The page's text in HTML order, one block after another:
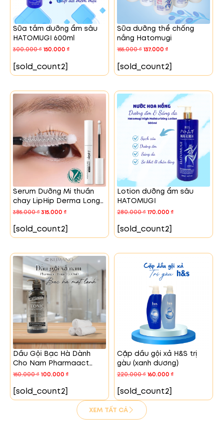
Sữa tắm dưỡng ẩm sâu
HATOMUGI 600ml
300.000₫150.000₫
[sold_count2]
Sữa dưỡng thể chống
nắng Hatomugi
155.000₫137.000₫
[sold_count2]
Serum Dưỡng Mi thuần
chay LipHip Derma Long
Active
385.000₫315.000₫
[sold_count2]
Lotion dưỡng ẩm sâu
HATOMUGI
280.000₫170.000₫
[sold_count2]
Dầu Gội Bạc Hà Dành
Cho Nam Pharmaact
Tonic – 550ml
150.000₫100.000₫
[sold_count2]
Cặp dầu gội xả H&S trị
gàu (xanh dương)
220.000₫160.000₫
[sold_count2]
XEM TẤT CẢ